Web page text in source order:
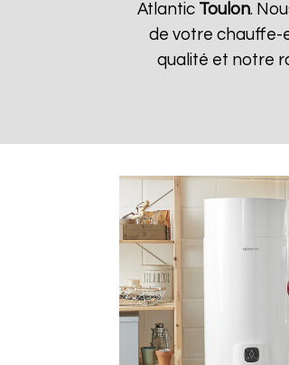
Atlantic Toulon.
de votre chauffe-
qualité et notre